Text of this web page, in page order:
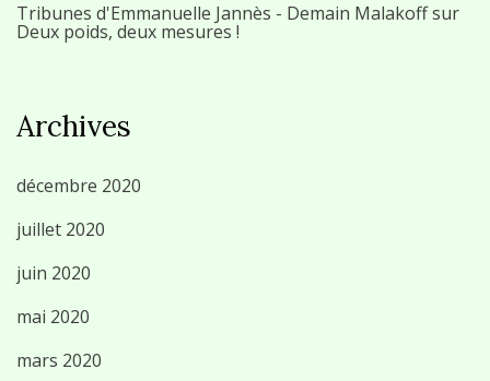
Tribunes d'Emmanuelle Jannès - Demain Malakoffsur
Deux poids, deux mesures !
Archives
décembre 2020
juillet 2020
juin 2020
mai 2020
mars 2020